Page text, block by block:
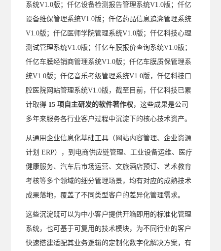
系统V1.0版；仟亿设备检测报告管理系统V1.0版；仟亿
设备维保管理系统V1.0版；仟亿药品信息追溯管理系统
V1.0版；仟亿医师学院管理系统V1.0版；仟亿科技心理
测试管理系统V1.0版；仟亿车膜报价查询系统V1.0版；
仟亿车膜经销商管理系统V1.0版；仟亿车膜质保管理系
统V1.0版；仟亿音乐考级管理系统V1.0版，仟亿科技口
腔医院网站管理系统V1.0版，截至目前，仟亿科技已累
计取得 15 项自主研发的软件著作权，这些成果是公司
多年来服务各行业客户过程中沉淀下的核心技术资产。
从通用企业信息化基础工具（网站内容管理、企业资源
计划 ERP），到电商供应链管理、工业设备运维、医疗
健康服务、汽车后市场运营、文旅酒店预订、艺术教育
考核等多个领域的细分管理场景，均有对应的成熟技术
成果落地，覆盖了不同类型客户的差异化管理需求。
这些沉淀既可以为中小客户提供开箱即用的标准化管理
系统，也可基于可复用的技术模块，为不同行业的客户
快速搭建适配其业务逻辑的定制化数字化解决方案，有